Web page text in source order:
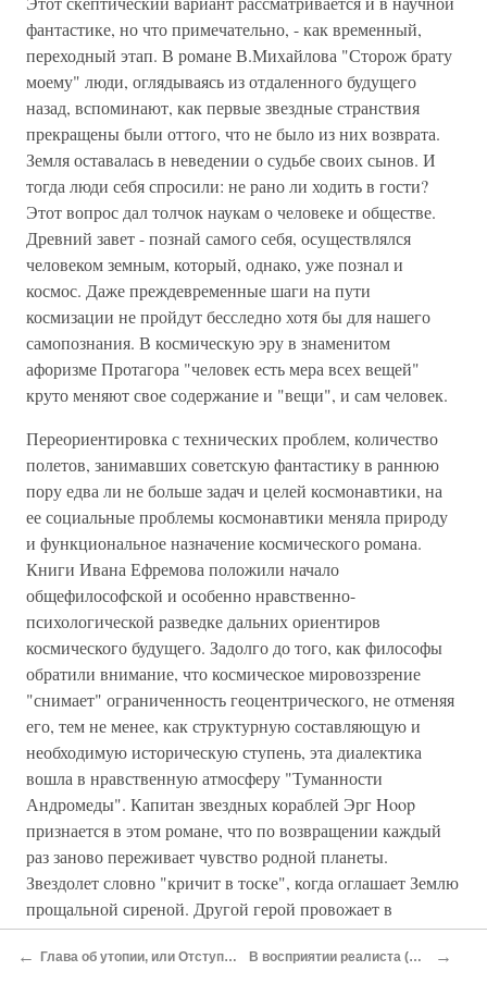
фантастике, но что примечательно, - как временный,
переходный этап. В романе В.Михайлова "Сторож брату
моему" люди, оглядываясь из отдаленного будущего
назад, вспоминают, как первые звездные странствия
прекращены были оттого, что не было из них возврата.
Земля оставалась в неведении о судьбе своих сынов. И
тогда люди себя спросили: не рано ли ходить в гости?
Этот вопрос дал толчок наукам о человеке и обществе.
Древний завет - познай самого себя, осуществлялся
человеком земным, который, однако, уже познал и
космос. Даже преждевременные шаги на пути
космизации не пройдут бесследно хотя бы для нашего
самопознания. В космическую эру в знаменитом
афоризме Протагора "человек есть мера всех вещей"
круто меняют свое содержание и "вещи", и сам человек.
Переориентировка с технических проблем, количество
полетов, занимавших советскую фантастику в раннюю
пору едва ли не больше задач и целей космонавтики, на
ее социальные проблемы космонавтики меняла природу
и функциональное назначение космического романа.
Книги Ивана Ефремова положили начало
общефилософской и особенно нравственно-
психологической разведке дальних ориентиров
космического будущего. Задолго до того, как философы
обратили внимание, что космическое мировоззрение
"снимает" ограниченность геоцентрического, не отменяя
его, тем не менее, как структурную составляющую и
необходимую историческую ступень, эта диалектика
вошла в нравственную атмосферу "Туманности
Андромеды". Капитан звездных кораблей Эрг Hoop
признается в этом романе, что по возвращении каждый
раз заново переживает чувство родной планеты.
Звездолет словно "кричит в тоске", когда оглашает Землю
прощальной сиреной. Другой герой провожает в
невозвратную дорогу своих товарищей словами гордости
и печали. "Печаль потому, - поясняет он, - что маленькой
← Глава об утопии, или Отступление в прошлое и будущее В восприятии реалиста (Жюль Верн и Лев Толстой) →